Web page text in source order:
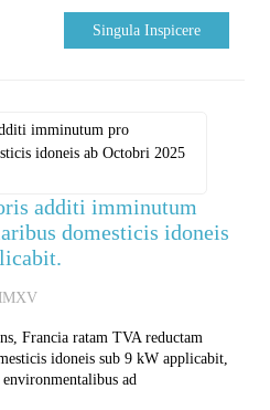
Singula Inspicere
additi imminutum
domesticis idoneis
Francia ratam TVA reductam
idoneis sub 9 kW applicabit,
ad